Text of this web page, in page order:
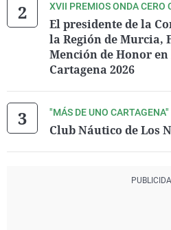
XVII PREMIOS ONDA CERO
El presidente de la
la Región de Murcia,
Mención de Honor
Cartagena 2026
"MÁS DE UNO
Club Náutico de Los